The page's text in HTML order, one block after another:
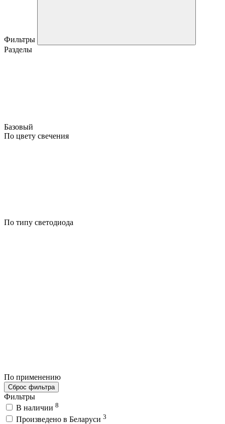
Фильтры
Разделы
Базовый
По цвету свечения
По типу светодиода
По применению
Сброс фильтра
Фильтры
В наличии 8
Произведено в Беларуси 3